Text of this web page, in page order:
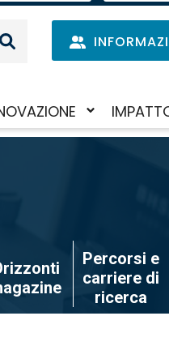
disattiva
Attiva/
Percorsi e
carriere di
ricerca